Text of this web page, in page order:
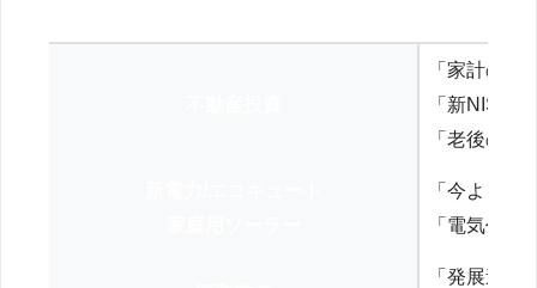
「家計の見
「新NISA
「老後の
「今より
「電気代を
「発展途